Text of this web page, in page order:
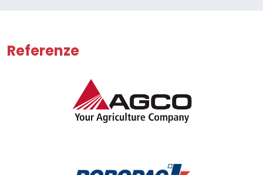
Referenze